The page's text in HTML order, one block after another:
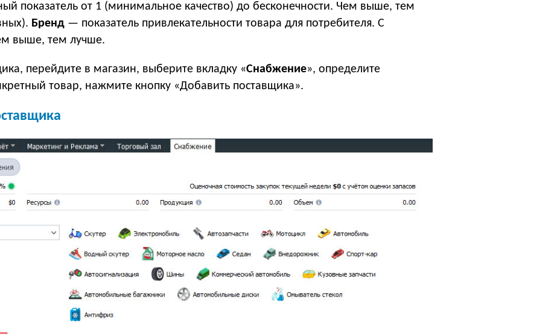
показатель от 1 (минимальное качество) до бесконечности. Чем выше, тем
Бренд — показатель привлекательности товара для потребителя. С
выше, тем лучше.
перейдите в магазин, выберите вкладку «Снабжение», определите
товар, нажмите кнопку «Добавить поставщика».